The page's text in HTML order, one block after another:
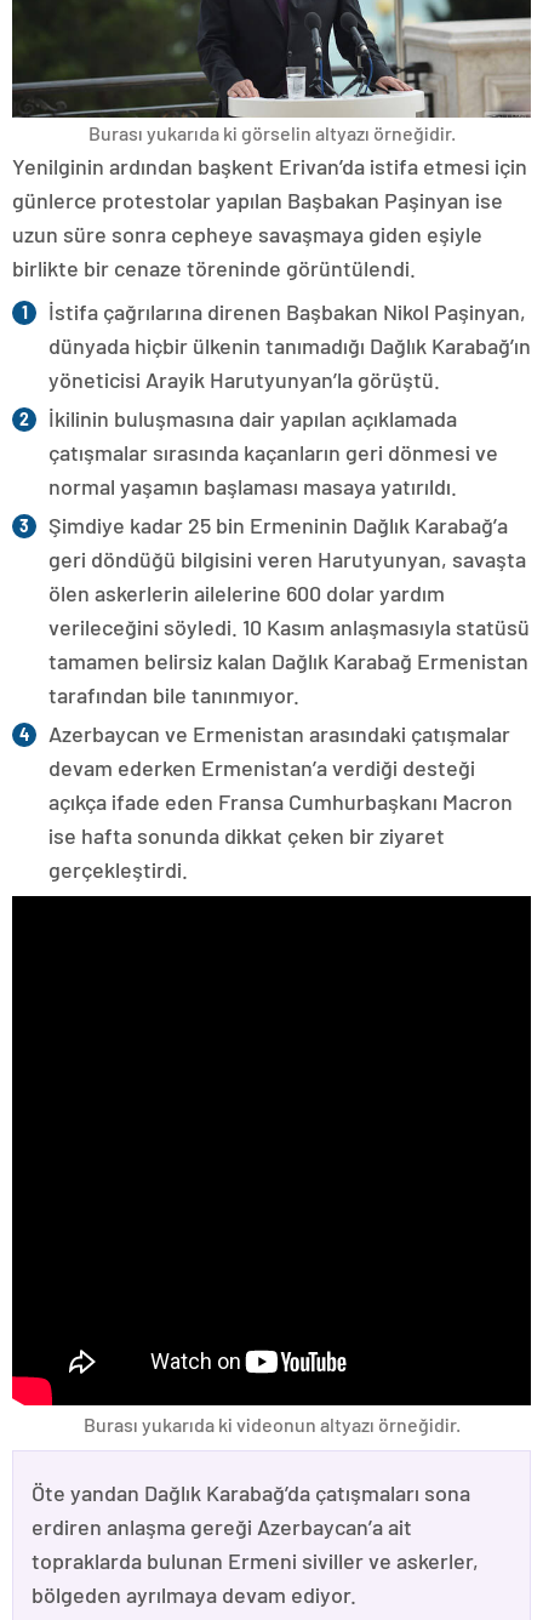
Burası yukarıda ki görselin altyazı örneğidir.
Yenilginin ardından başkent Erivan’da istifa etmesi için
günlerce protestolar yapılan Başbakan Paşinyan ise
uzun süre sonra cepheye savaşmaya giden eşiyle
birlikte bir cenaze töreninde görüntülendi.
İstifa çağrılarına direnen Başbakan Nikol Paşinyan,
dünyada hiçbir ülkenin tanımadığı Dağlık Karabağ’ın
yöneticisi Arayik Harutyunyan’la görüştü.
İkilinin buluşmasına dair yapılan açıklamada
çatışmalar sırasında kaçanların geri dönmesi ve
normal yaşamın başlaması masaya yatırıldı.
Şimdiye kadar 25 bin Ermeninin Dağlık Karabağ’a
geri döndüğü bilgisini veren Harutyunyan, savaşta
ölen askerlerin ailelerine 600 dolar yardım
verileceğini söyledi. 10 Kasım anlaşmasıyla statüsü
tamamen belirsiz kalan Dağlık Karabağ Ermenistan
tarafından bile tanınmıyor.
Azerbaycan ve Ermenistan arasındaki çatışmalar
devam ederken Ermenistan’a verdiği desteği
açıkça ifade eden Fransa Cumhurbaşkanı Macron
ise hafta sonunda dikkat çeken bir ziyaret
gerçekleştirdi.
Burası yukarıda ki videonun altyazı örneğidir.
Öte yandan Dağlık Karabağ’da çatışmaları sona
erdiren anlaşma gereği Azerbaycan’a ait
topraklarda bulunan Ermeni siviller ve askerler,
bölgeden ayrılmaya devam ediyor.